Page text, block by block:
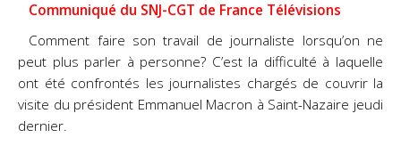
Communiqué du SNJ-CGT de France Télévisions
Comment faire son travail de journaliste lorsqu’on ne
peut plus parler à personne? C’est la difficulté à laquelle
ont été confrontés les journalistes chargés de couvrir la
visite du président Emmanuel Macron à Saint-Nazaire jeudi
dernier.